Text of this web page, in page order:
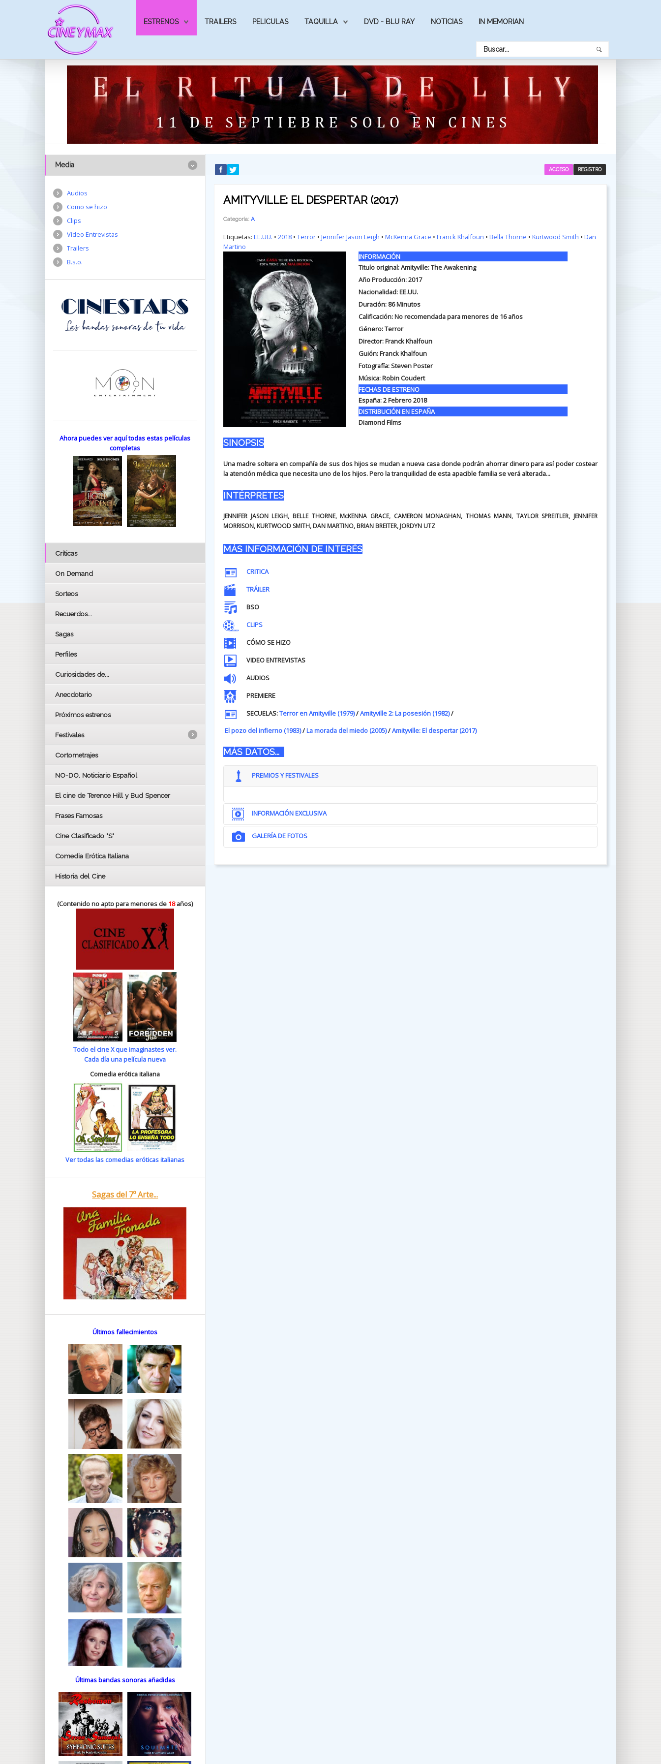
ESTRENOS TRAILERS PELICULAS TAQUILLA DVD - BLU RAY NOTICIAS IN MEMORIAN
REGISTRO
ACCESO
AMITYVILLE: EL DESPERTAR (2017)
Categoría: A
Etiquetas: EE.UU. • 2018• Terror• Jennifer Jason Leigh • McKenna Grace • Franck Khalfoun • Bella Thorne • Kurtwood Smith • Dan
Martino
INFORMACIÓN
Titulo original:Amityville: The Awakening
Año Producción: 2017
Nacionalidad: EE.UU.
Duración: 86 Minutos
Calificación: No recomendada para menores de 16 años
Género: Terror
Director: Franck Khalfoun
Guión:Franck Khalfoun
Fotografía:Steven Poster
Música:Robin Coudert
FECHAS DE ESTRENO
España:2 Febrero 2018
DISTRIBUCIÓN EN ESPAÑA
Diamond Films
SINOPSIS
Una madre soltera en compañía de sus dos hijos se mudan a nueva casa donde podrán ahorrar dinero para así poder costear
la atención médica que necesita uno de los hijos. Pero la tranquilidad de esta apacible familia se verá alterada...
INTÉRPRETES
JENNIFER JASON LEIGH, BELLE THORNE, McKENNA GRACE, CAMERON MONAGHAN, THOMAS MANN, TAYLOR SPREITLER, JENNIFER
MORRISON, KURTWOOD SMITH, DAN MARTINO, BRIAN BREITER, JORDYN UTZ
MÁS INFORMACIÓN DE INTERÉS
CRITICA
TRÁILER
BSO
CLIPS
CÓMO SE HIZO
VIDEO ENTREVISTAS
AUDIOS
PREMIERE
SECUELAS:Terror en Amityville (1979)/Amityville 2: La posesión (1982)/
El pozo del infierno (1983)/La morada del miedo (2005)/Amityville: El despertar (2017)
MÁS DATOS...
PREMIOS Y FESTIVALES
INFORMACIÓN EXCLUSIVA
GALERÍA DE FOTOS
Media
Audios
Como se hizo
Clips
Vídeo Entrevistas
Trailers
B.s.o.
Ahora puedes ver aquí todas estas películas
completas
Críticas
On Demand
Sorteos
Recuerdos...
Sagas
Perfiles
Curiosidades de...
Anecdotario
Próximos estrenos
Festivales
LOS OSCARS
BAFTA
Cortometrajes
NO-DO. Noticiario Español
El cine de Terence Hill y Bud Spencer
Frases Famosas
Cine Clasificado "S"
Comedia Erótica Italiana
Historia del Cine
(Contenido no apto para menores de 18años)
Todo el cine X que imaginastes ver.
Cada día una película nueva
Comedia erótica italiana
Ver todas las comedias eróticas italianas
Sagas del 7º Arte...
Últimos fallecimientos
Últimas bandas sonoras añadidas